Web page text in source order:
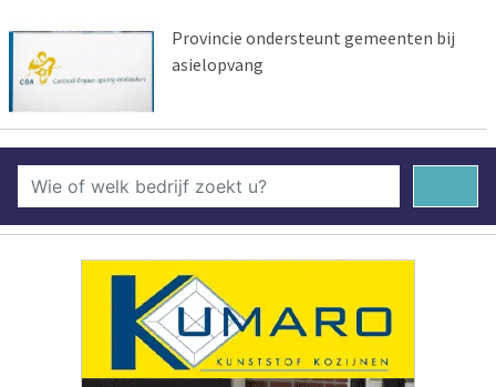
Provincie ondersteunt gemeenten bij
asielopvang